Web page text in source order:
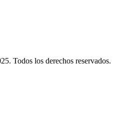
Todos los derechos reservados.